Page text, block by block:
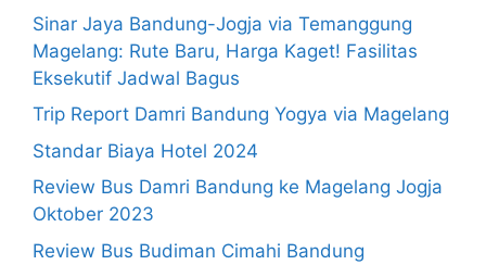
Sinar Jaya Bandung-Jogja via Temanggung
Magelang: Rute Baru, Harga Kaget! Fasilitas
Eksekutif Jadwal Bagus
Trip Report Damri Bandung Yogya via Magelang
Standar Biaya Hotel 2024
Review Bus Damri Bandung ke Magelang Jogja
Oktober 2023
Review Bus Budiman Cimahi Bandung